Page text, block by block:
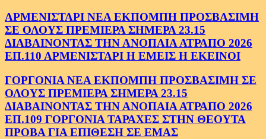
ΑΡΜΕΝΙΣΤΑΡΙ ΝΕΑ ΕΚΠΟΜΠΗ ΠΡΟΣΒΑΣΙΜΗ
ΣΕ ΟΛΟΥΣ ΠΡΕΜΙΕΡΑ ΣΗΜΕΡΑ 23.15
ΔΙΑΒΑΙΝΟΝΤΑΣ ΤΗΝ ΑΝΟΠΑΙΑ ΑΤΡΑΠΟ 2026
ΕΠ.110 ΑΡΜΕΝΙΣΤΑΡΙ Η ΕΜΕΙΣ Η ΕΚΕΙΝΟΙ
ΓΟΡΓΟΝΙΑ ΝΕΑ ΕΚΠΟΜΠΗ ΠΡΟΣΒΑΣΙΜΗ ΣΕ
ΟΛΟΥΣ ΠΡΕΜΙΕΡΑ ΣΗΜΕΡΑ 23.15
ΔΙΑΒΑΙΝΟΝΤΑΣ ΤΗΝ ΑΝΟΠΑΙΑ ΑΤΡΑΠΟ 2026
ΕΠ.109 ΓΟΡΓΟΝΙΑ ΤΑΡΑΧΕΣ ΣΤΗΝ ΘΕΟΥΤΑ
ΠΡΟΒΑ ΓΙΑ ΕΠΙΘΕΣΗ ΣΕ ΕΜΑΣ